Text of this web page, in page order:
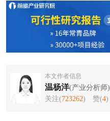
本文作者信息
温杨洋(产业分析师)
关注(723262) 赞(4)